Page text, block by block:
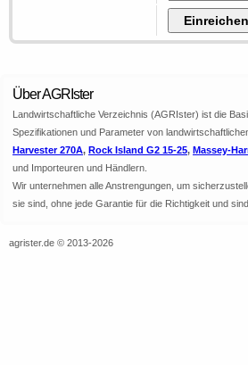
Über AGRIster
Landwirtschaftliche Verzeichnis (AGRIster) ist die
Spezifikationen und Parameter von
Harvester 270A, Rock Island G2 15-25, Massey-
und Importeuren und Händlern.
Wir unternehmen alle Anstrengungen, um
sie sind, ohne jede Garantie für die Richtigkeit und
agrister.de © 2013-2026